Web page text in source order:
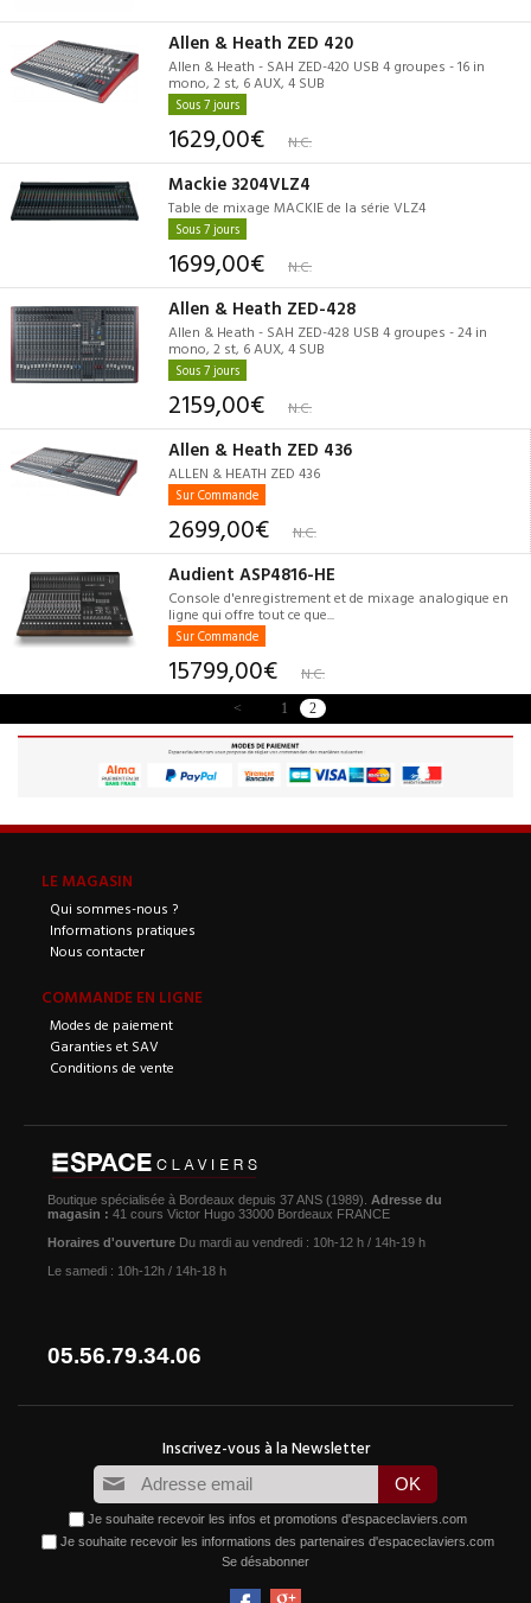
Allen & Heath ZED 420
Allen & Heath - SAH ZED-420 USB 4 groupes - 16 in
mono, 2 st, 6 AUX, 4 SUB
Sous 7 jours
1629,00€ N.C.
Mackie 3204VLZ4
Table de mixage MACKIE de la série VLZ4
Sous 7 jours
1699,00€ N.C.
Allen & Heath ZED-428
Allen & Heath - SAH ZED-428 USB 4 groupes - 24 in
mono, 2 st, 6 AUX, 4 SUB
Sous 7 jours
2159,00€ N.C.
Allen & Heath ZED 436
ALLEN & HEATH ZED 436
Sur Commande
2699,00€ N.C.
Audient ASP4816-HE
Console d'enregistrement et de mixage analogique en
ligne qui offre tout ce que...
Sur Commande
15799,00€ N.C.
< 1 2
LE MAGASIN
Qui sommes-nous ?
Informations pratiques
Nous contacter
COMMANDE EN LIGNE
Modes de paiement
Garanties et SAV
Conditions de vente
Boutique spécialisée à Bordeaux depuis 37 ANS (1989). Adresse du
magasin : 41 cours Victor Hugo 33000 Bordeaux FRANCE
Horaires d'ouverture Du mardi au vendredi : 10h-12 h / 14h-19 h
Le samedi : 10h-12h / 14h-18 h
05.56.79.34.06
Je souhaite recevoir les infos et promotions d'espaceclaviers.com
Je souhaite recevoir les informations des partenaires d'espaceclaviers.com
Se désabonner